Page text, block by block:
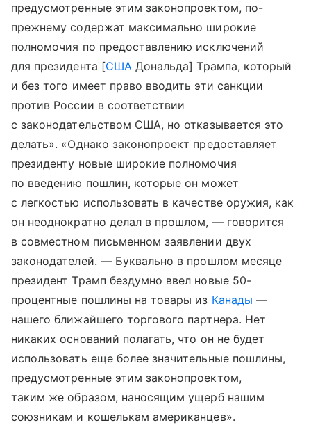
предусмотренные этим законопроектом, по-
прежнему содержат максимально широкие
полномочия по предоставлению исключений
для президента [СШАДональда] Трампа, который
и без того имеет право вводить эти санкции
против России в соответствии
с законодательством США, но отказывается это
делать». «Однако законопроект предоставляет
президенту новые широкие полномочия
по введению пошлин, которые он может
с легкостью использовать в качестве оружия, как
он неоднократно делал в прошлом, — говорится
в совместном письменном заявлении двух
законодателей. — Буквально в прошлом месяце
президент Трамп бездумно ввел новые 50-
процентные пошлины на товары из Канады —
нашего ближайшего торгового партнера. Нет
никаких оснований полагать, что он не будет
использовать еще более значительные пошлины,
предусмотренные этим законопроектом,
таким же образом, наносящим ущерб нашим
союзникам и кошелькам американцев».